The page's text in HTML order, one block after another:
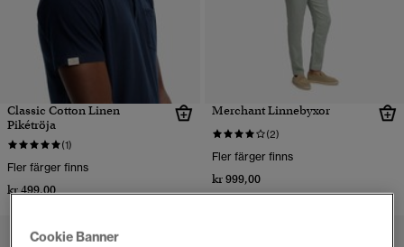
Classic Cotton Linen
Pikétröja
(1)
Fler färger finns
kr 499,00
Merchant Linnebyxor
(2)
Fler färger finns
kr 999,00
Cookie Banner